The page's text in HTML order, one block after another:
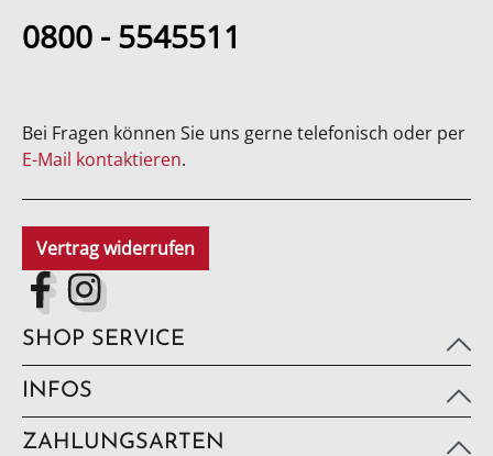
0800 - 5545511
Bei Fragen können Sie uns gerne telefonisch oder per
E-Mail kontaktieren.
Vertrag widerrufen
SHOP SERVICE
INFOS
ZAHLUNGSARTEN